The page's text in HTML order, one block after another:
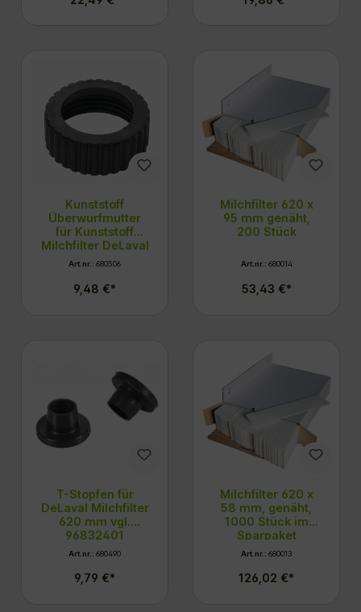
Kunststoff
Überwurfmutter
für Kunststoff
Milchfilter DeLaval
vgl. 95029801
Art.nr.: 680506
9,48 €*
Milchfilter 620 x
95 mm genäht,
200 Stück
Art.nr.: 680014
53,43 €*
T-Stopfen für
DeLaval Milchfilter
620 mm vgl.
96832401
Art.nr.: 680490
9,79 €*
Milchfilter 620 x
58 mm, genäht,
1000 Stück im
Sparpaket
Art.nr.: 680013
126,02 €*